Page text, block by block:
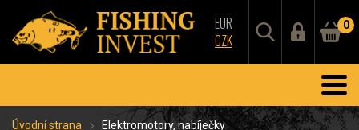
EUR
CZK
0
Úvodní strana Elektromotory, nabíječky